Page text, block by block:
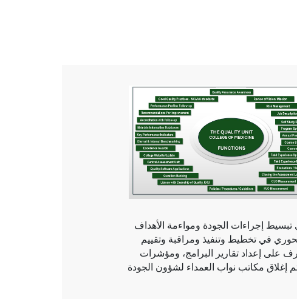
إجراءات الجودة ومواءمة الأهداف
محوري في تخطيط وتنفيذ ومراقبة وتقييم
على إعداد تقارير البرامج، ومؤشرات
وعمليات التقييم الذاتي، وخطط التحسين المستمر للجودة. عقب قرار مؤسسي صدر عام ٢٠٢٢، تم إغلاق مكاتب نواب العمداء لشؤون الجودة